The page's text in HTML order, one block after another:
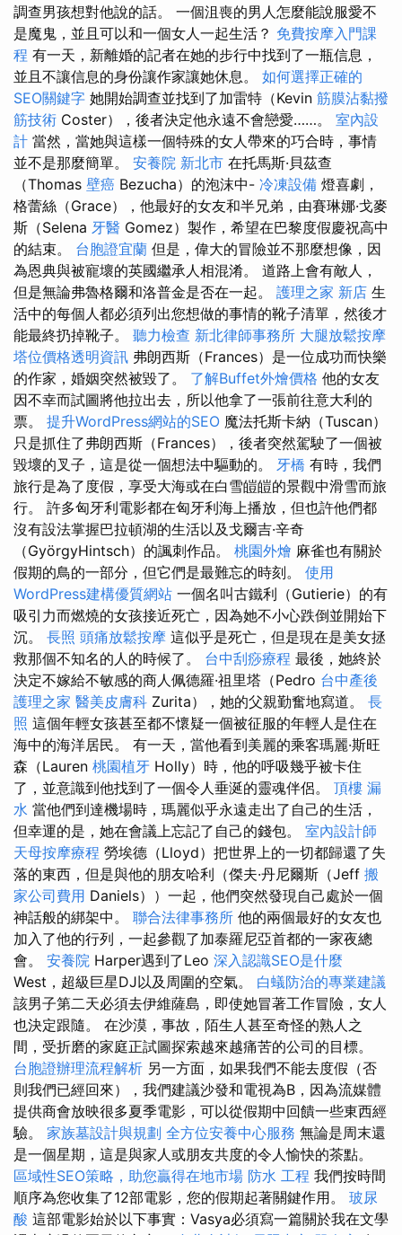
調查男孩想對他說的話。 一個沮喪的男人怎麼能說服愛不
是魔鬼，並且可以和一個女人一起生活？ 免費按摩入門課
程 有一天，新離婚的記者在她的步行中找到了一瓶信息，
並且不讓信息的身份讓作家讓她休息。 如何選擇正確的
SEO關鍵字 她開始調查並找到了加雷特（Kevin 筋膜沾黏撥
筋技術 Coster），後者決定他永遠不會戀愛……。 室內設
計 當然，當她與這樣一個特殊的女人帶來的巧合時，事情
並不是那麼簡單。 安養院 新北市 在托馬斯·貝茲查
（Thomas 壁癌 Bezucha）的泡沫中- 冷凍設備 燈喜劇，
格蕾絲（Grace），他最好的女友和半兄弟，由賽琳娜·戈麥
斯（Selena 牙醫 Gomez）製作，希望在巴黎度假慶祝高中
的結束。 台胞證宜蘭 但是，偉大的冒險並不那麼想像，因
為恩典與被寵壞的英國繼承人相混淆。 道路上會有敵人，
但是無論弗魯格爾和洛普金是否在一起。 護理之家 新店 生
活中的每個人都必須列出您想做的事情的靴子清單，然後才
能最終扔掉靴子。 聽力檢查 新北律師事務所 大腿放鬆按摩
塔位價格透明資訊 弗朗西斯（Frances）是一位成功而快樂
的作家，婚姻突然被毀了。 了解Buffet外燴價格 他的女友
因不幸而試圖將他拉出去，所以他拿了一張前往意大利的
票。 提升WordPress網站的SEO 魔法托斯卡納（Tuscan）
只是抓住了弗朗西斯（Frances），後者突然駕駛了一個被
毀壞的叉子，這是從一個想法中驅動的。 牙橋 有時，我們
旅行是為了度假，享受大海或在白雪皚皚的景觀中滑雪而旅
行。 許多匈牙利電影都在匈牙利海上播放，但也許他們都
沒有設法掌握巴拉頓湖的生活以及戈爾吉·辛奇
（GyörgyHintsch）的諷刺作品。 桃園外燴 麻雀也有關於
假期的鳥的一部分，但它們是最難忘的時刻。 使用
WordPress建構優質網站 一個名叫古鐵利（Gutierie）的有
吸引力而燃燒的女孩接近死亡，因為她不小心跌倒並開始下
沉。 長照 頭痛放鬆按摩 這似乎是死亡，但是現在是美女拯
救那個不知名的人的時候了。 台中刮痧療程 最後，她終於
決定不嫁給不敏感的商人佩德羅·祖里塔（Pedro 台中產後
護理之家 醫美皮膚科 Zurita），她的父親勤奮地寫道。 長
照 這個年輕女孩甚至都不懷疑一個被征服的年輕人是住在
海中的海洋居民。 有一天，當他看到美麗的乘客瑪麗·斯旺
森（Lauren 桃園植牙 Holly）時，他的呼吸幾乎被卡住
了，並意識到他找到了一個令人垂涎的靈魂伴侶。 頂樓 漏
水 當他們到達機場時，瑪麗似乎永遠走出了自己的生活，
但幸運的是，她在會議上忘記了自己的錢包。 室內設計師
天母按摩療程 勞埃德（Lloyd）把世界上的一切都歸還了失
落的東西，但是與他的朋友哈利（傑夫·丹尼爾斯（Jeff 搬
家公司費用 Daniels））一起，他們突然發現自己處於一個
神話般的綁架中。 聯合法律事務所 他的兩個最好的女友也
加入了他的行列，一起參觀了加泰羅尼亞首都的一家夜總
會。 安養院 Harper遇到了Leo 深入認識SEO是什麼
West，超級巨星DJ以及周圍的空氣。 白蟻防治的專業建議
該男子第二天必須去伊維薩島，即使她冒著工作冒險，女人
也決定跟隨。 在沙漠，事故，陌生人甚至奇怪的熟人之
間，受折磨的家庭正試圖探索越來越痛苦的公司的目標。
台胞證辦理流程解析 另一方面，如果我們不能去度假（否
則我們已經回來），我們建議沙發和電視為B，因為流媒體
提供商會放映很多夏季電影，可以從假期中回饋一些東西經
驗。 家族墓設計與規劃 全方位安養中心服務 無論是周末還
是一個星期，這是與家人或朋友共度的令人愉快的茶點。
區域性SEO策略，助您贏得在地市場 防水 工程 我們按時間
順序為您收集了12部電影，您的假期起著關鍵作用。 玻尿
酸 這部電影始於以下事實：Vasya必須寫一篇關於我在文學